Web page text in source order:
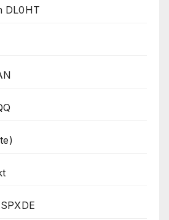
DL0HT